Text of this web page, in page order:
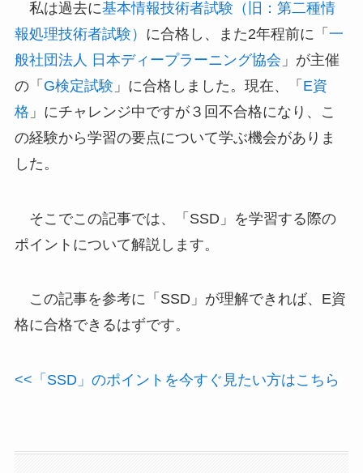
私は過去に基本情報技術者試験（旧：第二種情
報処理技術者試験） に合格し、また2年程前に「 一
般社団法人 日本ディープラーニング協会 」が主催
の「 G検定試験 」に合格しました。現在、「 E資
格 」にチャレンジ中ですが３回不合格になり、こ
の経験から学習の要点について学ぶ機会がありま
した。
そこでこの記事では、「SSD」を学習する際の
ポイントについて解説します。
この記事を参考に「SSD」が理解できれば、E資
格に合格できるはずです。
<<「SSD」のポイントを今すぐ見たい方はこちら